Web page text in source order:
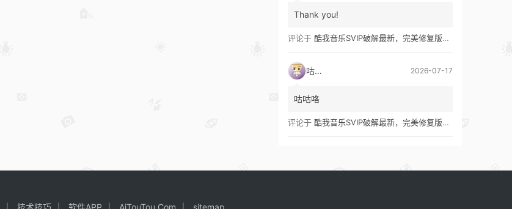
Thank you!
评论于 酷我音乐SVIP破解最新，完美修复版！支持安卓+车机+pc版！
咕咕咯 2026-07-17
咕咕咯
评论于 酷我音乐SVIP破解最新，完美修复版！支持安卓+车机+pc版！
技术技巧 软件APP AiTouTou.Com sitemap